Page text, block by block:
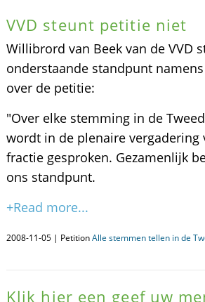
VVD steunt petitie niet
Willibrord van Beek van de VVD
onderstaande standpunt namens
over de petitie:
"Over elke stemming in de
wordt in de plenaire vergadering
fractie gesproken. Gezamenlijk
ons standpunt.
+Read more...
2008-11-05 | PetitionAlle stemmen tellen in de
Klik hier een geef uw